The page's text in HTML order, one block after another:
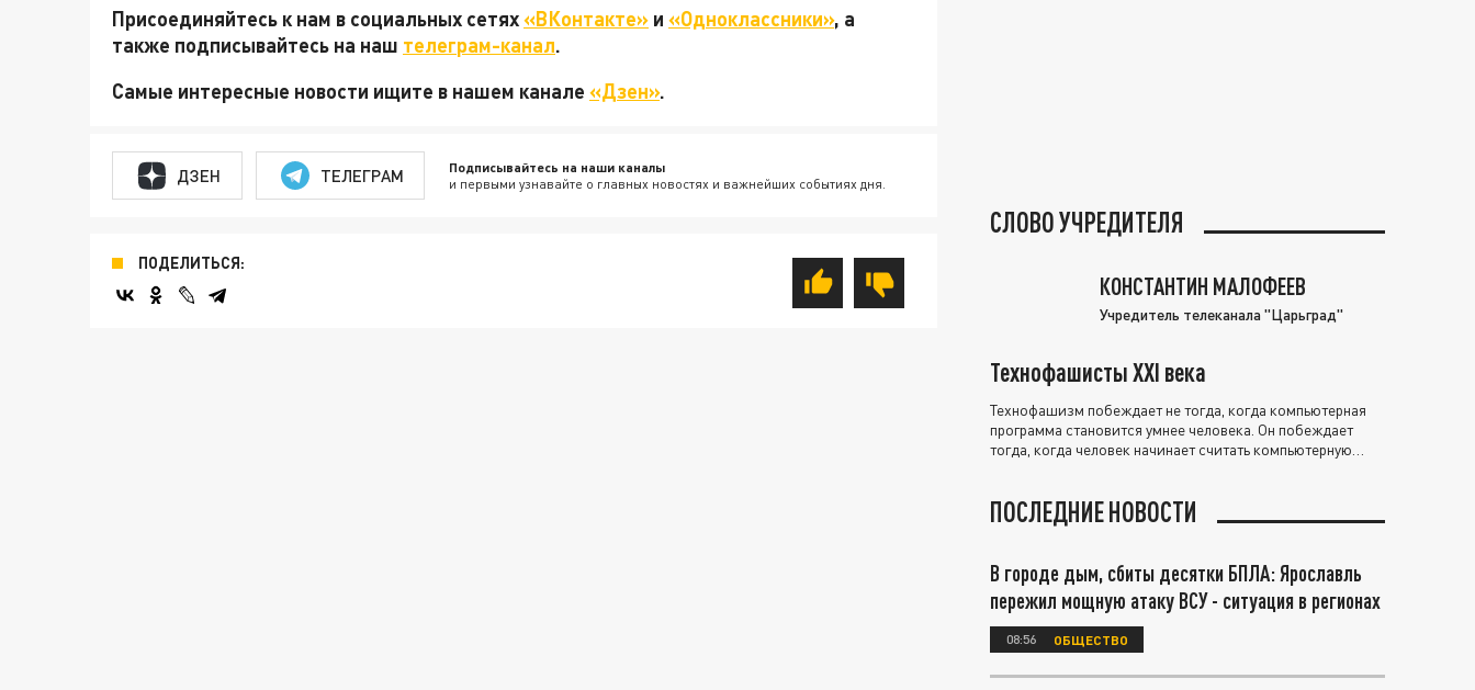
Присоединяйтесь к нам в социальных сетях«ВКонтакте» и «Одноклассники», а
также подписывайтесь на наш телеграм-канал.
Самые интересные новости ищите в нашем канале «Дзен».
ДЗЕН ТЕЛЕГРАМ Подписывайтесь на наши каналы
и первыми узнавайте о главных новостях и важнейших событиях дня.
ПОДЕЛИТЬСЯ:
СЛОВО УЧРЕДИТЕЛЯ
КОНСТАНТИН МАЛОФЕЕВ
Учредитель телеканала "Царьград"
Технофашисты XXI века
Технофашизм побеждает не тогда, когда компьютерная
программа становится умнее человека. Он побеждает
тогда, когда человек начинает считать компьютерную
ПОСЛЕДНИЕ НОВОСТИ
В городе дым, сбиты десятки БПЛА: Ярославль
пережил мощную атаку ВСУ - ситуация в регионах
08:56 ОБЩЕСТВО